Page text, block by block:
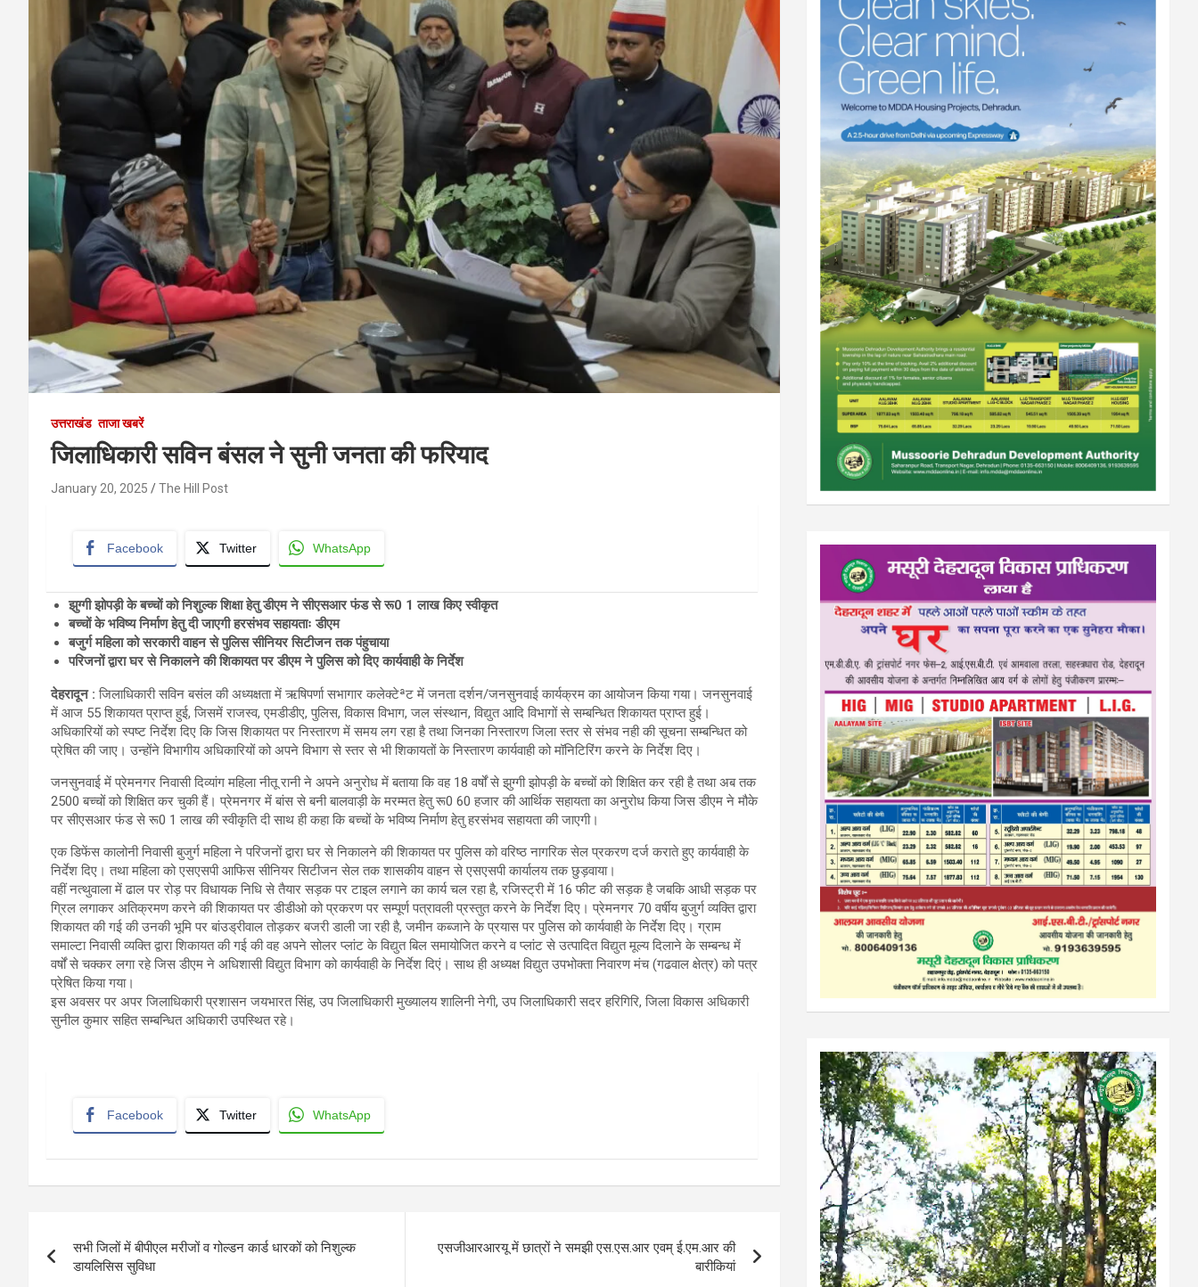
उत्तराखंड ताजा खबरें
जिलाधिकारी सविन बंसल ने सुनी जनता की फरियाद
January 20, 2025 The Hill Post
Facebook Twitter WhatsApp
झुग्गी झोपड़ी के बच्चों को निशुल्क शिक्षा हेतु डीएम ने सीएसआर फंड से रू0 1 लाख किए स्वीकृत
बच्चों के भविष्य निर्माण हेतु दी जाएगी हरसंभव सहायताः डीएम
बजुर्ग महिला को सरकारी वाहन से पुलिस सीनियर सिटीजन तक पंहुचाया
परिजनों द्वारा घर से निकालने की शिकायत पर डीएम ने पुलिस को दिए कार्यवाही के निर्देश
देहरादून : जिलाधिकारी सविन बसंल की अध्यक्षता में ऋषिपर्णा सभागार कलेक्टेªट में जनता दर्शन/जनसुनवाई कार्यक्रम का आयोजन किया गया। जनसुनवाई
में आज 55 शिकायत प्राप्त हुई, जिसमें राजस्व, एमडीडीए, पुलिस, विकास विभाग, जल संस्थान, विद्युत आदि विभागों से सम्बन्धित शिकायत प्राप्त हुई।
अधिकारियों को स्पष्ट निर्देश दिए कि जिस शिकायत पर निस्तारण में समय लग रहा है तथा जिनका निस्तारण जिला स्तर से संभव नही की सूचना सम्बन्धित को
प्रेषित की जाए। उन्होंने विभागीय अधिकारियों को अपने विभाग से स्तर से भी शिकायतों के निस्तारण कार्यवाही को मॉनिटिरिंग करने के निर्देश दिए।
जनसुनवाई में प्रेमनगर निवासी दिव्यांग महिला नीतू रानी ने अपने अनुरोध में बताया कि वह 18 वर्षों से झुग्गी झोपड़ी के बच्चों को शिक्षित कर रही है तथा अब तक
2500 बच्चों को शिक्षित कर चुकी हैं। प्रेमनगर में बांस से बनी बालवाड़ी के मरम्मत हेतु रू0 60 हजार की आर्थिक सहायता का अनुरोध किया जिस डीएम ने मौके
पर सीएसआर फंड से रू0 1 लाख की स्वीकृति दी साथ ही कहा कि बच्चों के भविष्य निर्माण हेतु हरसंभव सहायता की जाएगी।
एक डिफेंस कालोनी निवासी बुजुर्ग महिला ने परिजनों द्वारा घर से निकालने की शिकायत पर पुलिस को वरिष्ठ नागरिक सेल प्रकरण दर्ज कराते हुए कार्यवाही के
निर्देश दिए। तथा महिला को एसएसपी आफिस सीनियर सिटीजन सेल तक शासकीय वाहन से एसएसपी कार्यालय तक छुड़वाया।
वहीं नत्थुवाला में ढाल पर रोड़ पर विधायक निधि से तैयार सड़क पर टाइल लगाने का कार्य चल रहा है, रजिस्ट्री में 16 फीट की सड़क है जबकि आधी सड़क पर
ग्रिल लगाकर अतिक्रमण करने की शिकायत पर डीडीओ को प्रकरण पर सम्पूर्ण पत्रावली प्रस्तुत करने के निर्देश दिए। प्रेमनगर 70 वर्षीय बुजुर्ग व्यक्ति द्वारा
शिकायत की गई की उनकी भूमि पर बांउड्रीवाल तोड़कर बजरी डाली जा रही है, जमीन कब्जाने के प्रयास पर पुलिस को कार्यवाही के निर्देश दिए। ग्राम
समाल्टा निवासी व्यक्ति द्वारा शिकायत की गई की वह अपने सोलर प्लांट के विद्युत बिल समायोजित करने व प्लांट से उत्पादित विद्युत मूल्य दिलाने के सम्बन्ध में
वर्षों से चक्कर लगा रहे जिस डीएम ने अधिशासी विद्युत विभाग को कार्यवाही के निर्देश दिएं। साथ ही अध्यक्ष विद्युत उपभोक्ता निवारण मंच (गढवाल क्षेत्र) को पत्र
प्रेषित किया गया।
इस अवसर पर अपर जिलाधिकारी प्रशासन जयभारत सिंह, उप जिलाधिकारी मुख्यालय शालिनी नेगी, उप जिलाधिकारी सदर हरिगिरि, जिला विकास अधिकारी
सुनील कुमार सहित सम्बन्धित अधिकारी उपस्थित रहे।
Facebook Twitter WhatsApp
navigation
सभी जिलों में बीपीएल मरीजों व गोल्डन कार्ड धारकों को निशुल्क
डायलिसिस सुविधा
एसजीआरआरयू में छात्रों ने समझी एस.एस.आर एवम् ई.एम.आर की
बारीकियां
Video
Player